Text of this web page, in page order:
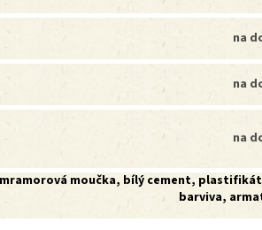
na
na
na
moučka, bílý cement,
barviva,